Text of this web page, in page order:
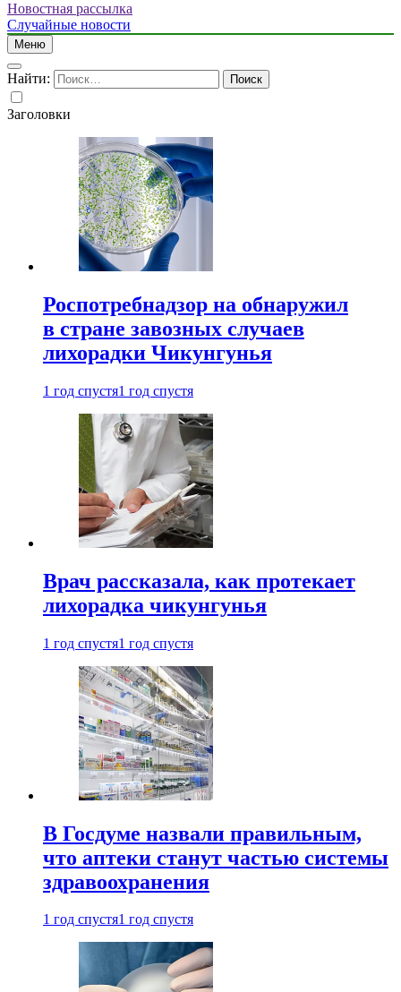
Новостная рассылка
Случайные новости
Меню
Найти:
Заголовки
Роспотребнадзор на обнаружил
в стране завозных случаев
лихорадки Чикунгунья
1 год спустя1 год спустя
Врач рассказала, как протекает
лихорадка чикунгунья
1 год спустя1 год спустя
В Госдуме назвали правильным,
что аптеки станут частью системы
здравоохранения
1 год спустя1 год спустя